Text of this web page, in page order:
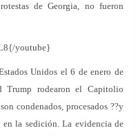
de Georgia, no fueron
youtube}
Unidos el 6 de enero de
Trump rodearon el Capitolio
condenados, procesados ??y
en la sedición. La evidencia de